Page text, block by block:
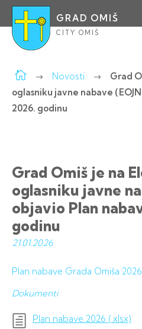
GRAD OMIŠ
CITY OMIŠ
Novosti
Grad
oglasniku javne nabave
2026. godinu
Grad Omiš je na
oglasniku javne
objavio Plan
godinu
21.01.2026
Plan nabave Grada Omiša 2026
Dokumenti
Plan nabave 2026 (.xlsx)